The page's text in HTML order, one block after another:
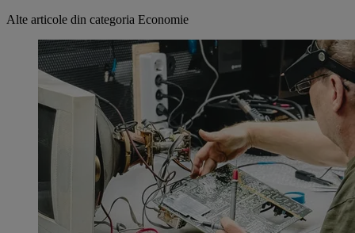
Alte articole din categoria Economie